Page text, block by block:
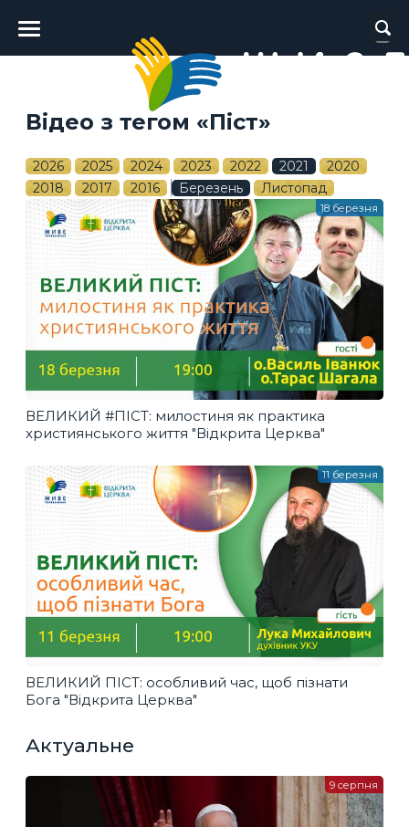
Головне
меню
Відео з тегом «Піст»
2026 2025 2024 2023 2022 2021
2020
2018
2017 2016 Березень Листопад
ВЕЛИКИЙ #ПІСТ: милостиня як практика
християнського життя "Відкрита Церква"
18 березня
ВЕЛИКИЙ ПІСТ: особливий час, щоб пізнати
Бога "Відкрита Церква"
11 березня
Актуальне
9 серпня